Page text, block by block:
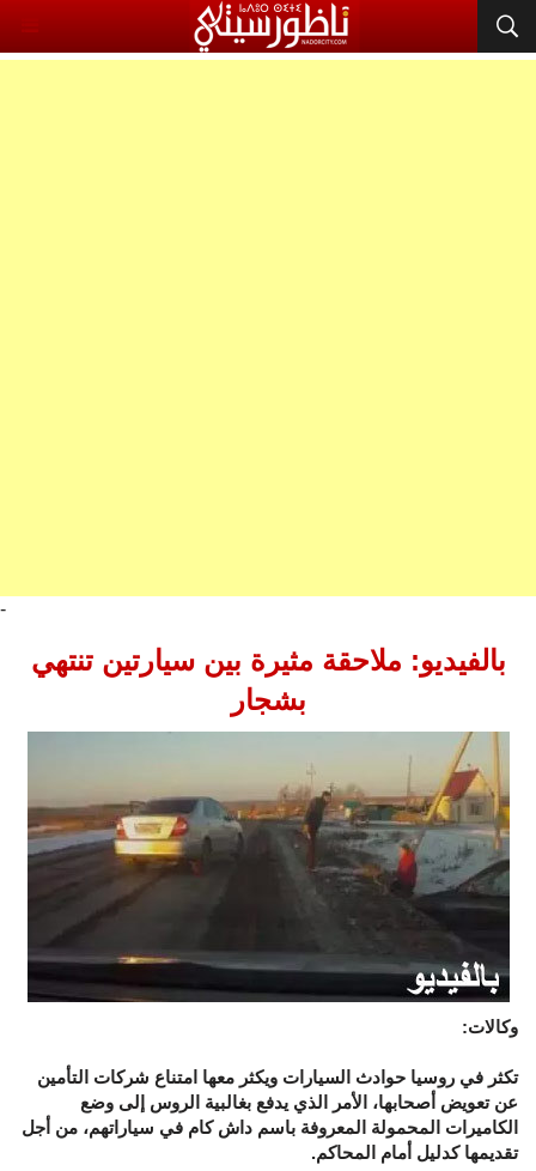
-
بالفيديو: ملاحقة مثيرة بين سيارتين تنتهي
بشجار
وكالات:
تكثر في روسيا حوادث السيارات ويكثر معها امتناع شركات التأمين
عن تعويض أصحابها، الأمر الذي يدفع بغالبية الروس إلى وضع
الكاميرات المحمولة المعروفة باسم داش كام في سياراتهم، من أجل
تقديمها كدليل أمام المحاكم.